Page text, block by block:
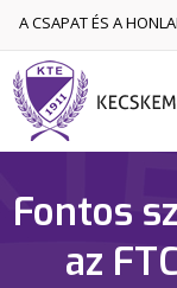
A CSAPAT ÉS A
Fontos
az